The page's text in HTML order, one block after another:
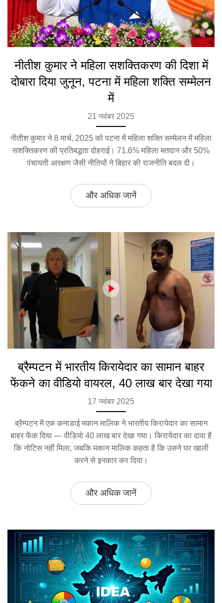
नीतीश कुमार ने महिला सशक्तिकरण की दिशा में
दोबारा दिया जुनून, पटना में महिला शक्ति सम्मेलन
में
21 नवंबर 2025
नीतीश कुमार ने 8 मार्च, 2025 को पटना में महिला शक्ति सम्मेलन में महिला
सशक्तिकरण की प्रतिबद्धता दोहराई। 71.6% महिला मतदान और 50%
पंचायती आरक्षण जैसी नीतियों ने बिहार की राजनीति बदल दी।
और अधिक जानें
ब्रैम्पटन में भारतीय किरायेदार का सामान बाहर
फेंकने का वीडियो वायरल, 40 लाख बार देखा गया
17 नवंबर 2025
ब्रैम्पटन में एक कनाडाई मकान मालिक ने भारतीय किरायेदार का सामान
बाहर फेंक दिया — वीडियो 40 लाख बार देखा गया। किरायेदार का दावा है
कि नोटिस नहीं मिला, जबकि मकान मालिक कहता है कि उसने घर खाली
करने से इनकार कर दिया।
और अधिक जानें